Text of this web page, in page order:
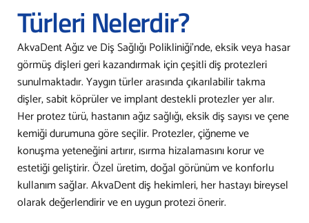
Türleri Nelerdir?
AkvaDent Ağız ve Diş Sağlığı Polikliniği’nde, eksik veya hasar
görmüş dişleri geri kazandırmak için çeşitli diş protezleri
sunulmaktadır. Yaygın türler arasında çıkarılabilir takma
dişler, sabit köprüler ve implant destekli protezler yer alır.
Her protez türü, hastanın ağız sağlığı, eksik diş sayısı ve çene
kemiği durumuna göre seçilir. Protezler, çiğneme ve
konuşma yeteneğini artırır, ısırma hizalamasını korur ve
estetiği geliştirir. Özel üretim, doğal görünüm ve konforlu
kullanım sağlar. AkvaDent diş hekimleri, her hastayı bireysel
olarak değerlendirir ve en uygun protezi önerir.